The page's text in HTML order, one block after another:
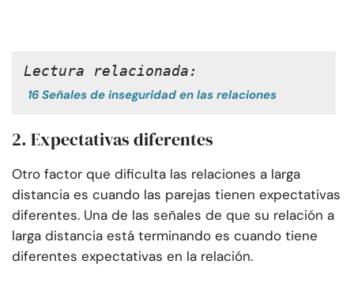
Lectura relacionada:
16 Señales de inseguridad en las relaciones
2. Expectativas diferentes
Otro factor que dificulta las relaciones a larga
distancia es cuando las parejas tienen expectativas
diferentes. Una de las señales de que su relación a
larga distancia está terminando es cuando tiene
diferentes expectativas en la relación.